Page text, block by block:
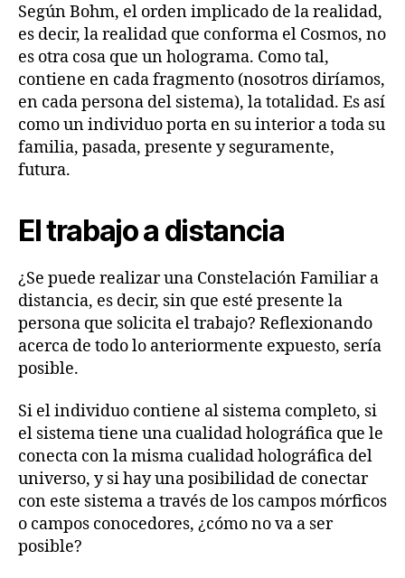
Según Bohm, el orden implicado de la realidad,
es decir, la realidad que conforma el Cosmos, no
es otra cosa que un holograma. Como tal,
contiene en cada fragmento (nosotros diríamos,
en cada persona del sistema), la totalidad. Es así
como un individuo porta en su interior a toda su
familia, pasada, presente y seguramente,
futura.
El trabajo a distancia
¿Se puede realizar una Constelación Familiar a
distancia, es decir, sin que esté presente la
persona que solicita el trabajo? Reflexionando
acerca de todo lo anteriormente expuesto, sería
posible.
Si el individuo contiene al sistema completo, si
el sistema tiene una cualidad holográfica que le
conecta con la misma cualidad holográfica del
universo, y si hay una posibilidad de conectar
con este sistema a través de los campos mórficos
o campos conocedores, ¿cómo no va a ser
posible?